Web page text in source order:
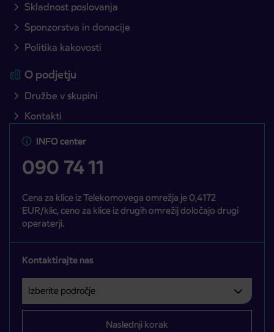
Skladnost poslovanja
Sponzorstva in donacije
Politika kakovosti
O podjetju
Družbe v skupini
Kontakti
INFO center
090 74 11
Cena za klice iz Telekomovega omrežja je 0,4172
EUR/klic, ceno za klice iz drugih omrežij določajo drugi
operaterji.
Kontaktirajte nas
Izberite področje
Področje je obvezno izbrati.
Naslednji korak